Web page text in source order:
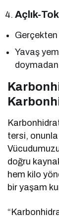
Açlık-
Gerçekten
Yavaş
doymadan
tersi, onunla
doğru
hem kilo
bir yaşam